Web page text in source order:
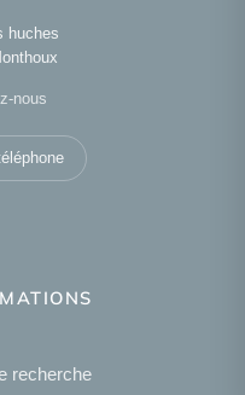
huches
nous
recherche